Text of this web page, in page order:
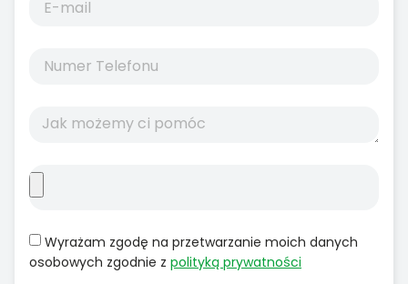
Wyrażam zgodę na przetwarzanie moich danych
osobowych zgodnie z polityką prywatności